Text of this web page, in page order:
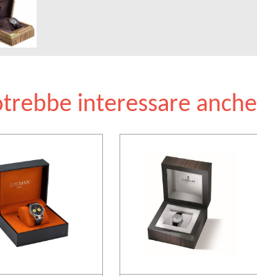
interessare anche